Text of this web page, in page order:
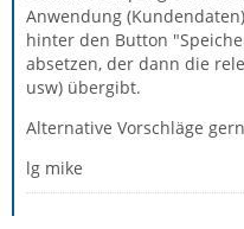
Anwendung
hinter den Button
absetzen, der dann die
usw) übergibt.
Alternative Vorschläge
lg mike